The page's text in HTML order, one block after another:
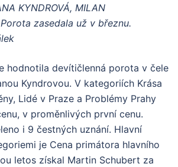
KYNDROVÁ, MILAN
Porota zasedala už v březnu.
hodnotila devítičlenná porota v čele
Kyndrovou. V kategoriích Krása
Lidé v Praze a Problémy Prahy
v proměnlivých první cenu.
i 9 čestných uznání. Hlavní
je Cena primátora hlavního
letos získal Martin Schubert za